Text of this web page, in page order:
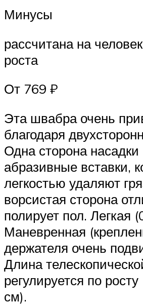
Минусы
рассчитана на
роста
От 769 ₽
Эта швабра очень
благодаря
Одна сторона
абразивные вставки,
легкостью удаляют
ворсистая сторона
полирует пол. Легкая
Маневренная
держателя очень
Длина
регулируется по
см).